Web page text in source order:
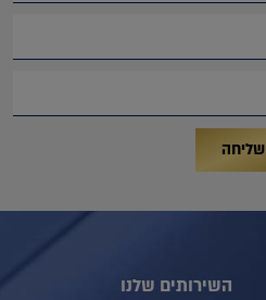
שליחה
השירותים שלנו